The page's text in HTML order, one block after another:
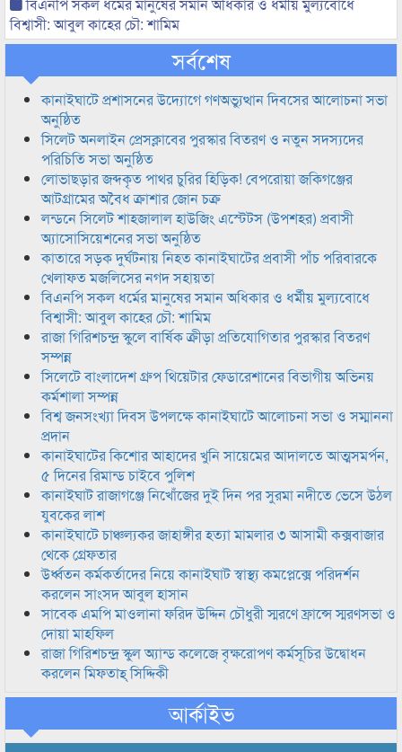
বিশ্বাসী: আবুল কাহের চৌ: শামিম
সর্বশেষ
কানাইঘাটে প্রশাসনের উদ্যোগে গণঅভ্যুত্থান দিবসের আলোচনা সভা
অনুষ্ঠিত
সিলেট অনলাইন প্রেসক্লাবের পুরস্কার বিতরণ ও নতুন সদস্যদের
পরিচিতি সভা অনুষ্ঠিত
লোভাছড়ার জব্দকৃত পাথর চুরির হিড়িক! বেপরোয়া জকিগঞ্জের
আটগ্রামের অবৈধ ক্রাশার জোন চক্র
লন্ডনে সিলেট শাহজালাল হাউজিং এস্টেটস (উপশহর) প্রবাসী
অ্যাসোসিয়েশনের সভা অনুষ্ঠিত
কাতারে সড়ক দুর্ঘটনায় নিহত কানাইঘাটের প্রবাসী পাঁচ পরিবারকে
খেলাফত মজলিসের নগদ সহায়তা
বিএনপি সকল ধর্মের মানুষের সমান অধিকার ও ধর্মীয় মুল্যবোধে
বিশ্বাসী: আবুল কাহের চৌ: শামিম
রাজা গিরিশচন্দ্র স্কুলে বার্ষিক ক্রীড়া প্রতিযোগিতার পুরস্কার বিতরণ
সম্পন্ন
সিলেটে বাংলাদেশ গ্রুপ থিয়েটার ফেডারেশানের বিভাগীয় অভিনয়
কর্মশালা সম্পন্ন
বিশ্ব জনসংখ্যা দিবস উপলক্ষে কানাইঘাটে আলোচনা সভা ও সম্মাননা
প্রদান
কানাইঘাটের কিশোর আহাদের খুনি সায়েমের আদালতে আত্মসমর্পন,
৫ দিনের রিমান্ড চাইবে পুলিশ
কানাইঘাট রাজাগঞ্জে নিখোঁজের দুই দিন পর সুরমা নদীতে ভেসে উঠল
যুবকের লাশ
কানাইঘাটে চাঞ্চল্যকর জাহাঙ্গীর হত্যা মামলার ৩ আসামী কক্সবাজার
থেকে গ্রেফতার
উর্ধ্বতন কর্মকর্তাদের নিয়ে কানাইঘাট স্বাস্থ্য কমপ্লেক্সে পরিদর্শন
করলেন সাংসদ আবুল হাসান
সাবেক এমপি মাওলানা ফরিদ উদ্দিন চৌধুরী স্মরণে ফ্রান্সে স্মরণসভা ও
দোয়া মাহফিল
রাজা গিরিশচন্দ্র স্কুল অ্যান্ড কলেজে বৃক্ষরোপণ কর্মসূচির উদ্বোধন
করলেন মিফতাহ্ সিদ্দিকী
আর্কাইভ